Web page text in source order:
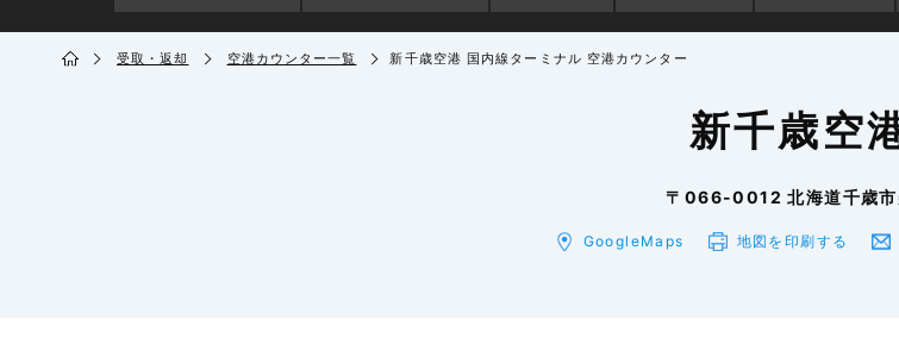
受取・返却 空港カウンター一覧 新千歳空港 国内線ターミナル 空港カウンター
新千歳空
〒066-0012 北海道千歳市
GoogleMaps 地図を印刷する